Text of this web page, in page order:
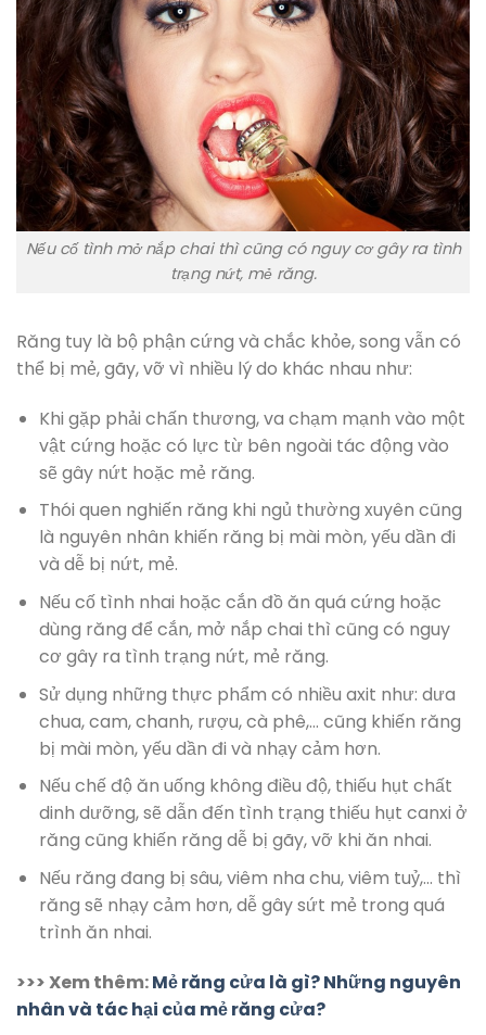
Nếu cố tình mở nắp chai thì cũng có nguy cơ gây ra tình
trạng nứt, mẻ răng.
Răng tuy là bộ phận cứng và chắc khỏe, song vẫn có
thể bị mẻ, gãy, vỡ vì nhiều lý do khác nhau như:
Khi gặp phải chấn thương, va chạm mạnh vào một
vật cứng hoặc có lực từ bên ngoài tác động vào
sẽ gây nứt hoặc mẻ răng.
Thói quen nghiến răng khi ngủ thường xuyên cũng
là nguyên nhân khiến răng bị mài mòn, yếu dần đi
và dễ bị nứt, mẻ.
Nếu cố tình nhai hoặc cắn đồ ăn quá cứng hoặc
dùng răng để cắn, mở nắp chai thì cũng có nguy
cơ gây ra tình trạng nứt, mẻ răng.
Sử dụng những thực phẩm có nhiều axit như: dưa
chua, cam, chanh, rượu, cà phê,… cũng khiến răng
bị mài mòn, yếu dần đi và nhạy cảm hơn.
Nếu chế độ ăn uống không điều độ, thiếu hụt chất
dinh dưỡng, sẽ dẫn đến tình trạng thiếu hụt canxi ở
răng cũng khiến răng dễ bị gãy, vỡ khi ăn nhai.
Nếu răng đang bị sâu, viêm nha chu, viêm tuỷ,… thì
răng sẽ nhạy cảm hơn, dễ gây sứt mẻ trong quá
trình ăn nhai.
>>> Xem thêm:Mẻ răng cửa là gì? Những nguyên
nhân và tác hại của mẻ răng cửa?